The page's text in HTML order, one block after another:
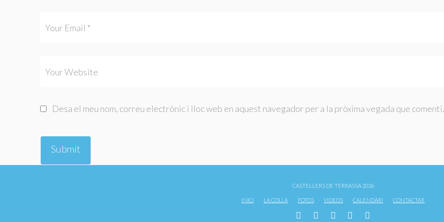
Desa el meu nom, correu electrònic i lloc web en aquest navegador per a la pròxima vegada que
CASTELLERS DE TERRASSA 2026
INICI LA COLLA FOTOS VIDEOS CALENDARI CONTACTAR